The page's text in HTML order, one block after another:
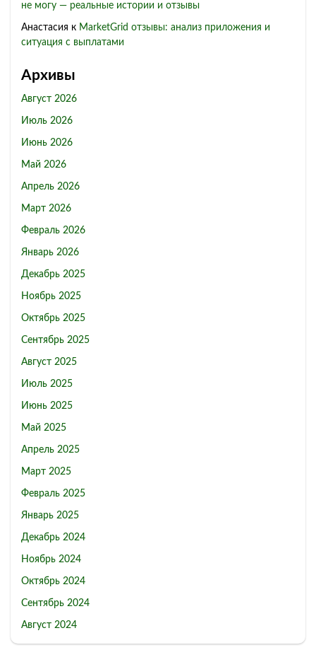
не могу — реальные истории и отзывы
Анастасия к MarketGrid отзывы: анализ приложения и
ситуация с выплатами
Архивы
Август 2026
Июль 2026
Июнь 2026
Май 2026
Апрель 2026
Март 2026
Февраль 2026
Январь 2026
Декабрь 2025
Ноябрь 2025
Октябрь 2025
Сентябрь 2025
Август 2025
Июль 2025
Июнь 2025
Май 2025
Апрель 2025
Март 2025
Февраль 2025
Январь 2025
Декабрь 2024
Ноябрь 2024
Октябрь 2024
Сентябрь 2024
Август 2024